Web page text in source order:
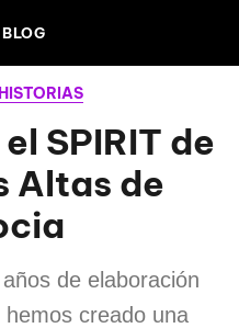
BLOG
SPIRIT de
Altas de
de elaboración
creado una